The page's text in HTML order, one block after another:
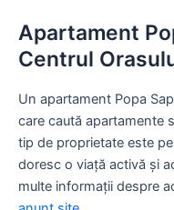
Apartament
Centrul
Un apartament Popa
care caută apartamente
tip de proprietate este
doresc o viață activă și
multe informații despre